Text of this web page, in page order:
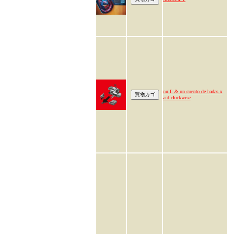
nuill & un cuento de hadas x
anticlockwise